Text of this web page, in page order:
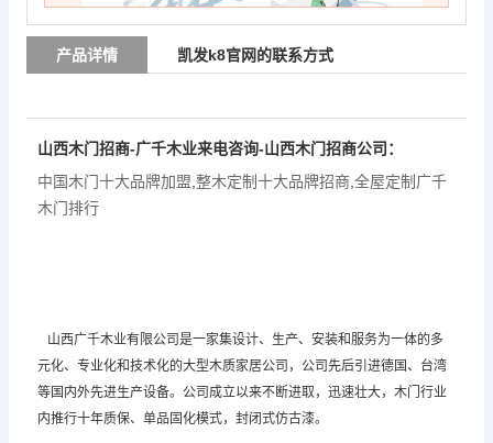
产品详情 凯发k8官网的联系方式
山西木门招商-广千木业来电咨询-山西木门招商公司：
中国木门十大品牌加盟 整木定制十大品牌招商 全屋定制广千
木门排行
山西广千木业有限公司是一家集设计、生产、安装和服务为一体的多
元化、专业化和技术化的大型木质家居公司，公司先后引进德国、台湾
等国内外先进生产设备。公司成立以来不断进取，迅速壮大，木门行业
内推行十年质保、单品固化模式，封闭式仿古漆。